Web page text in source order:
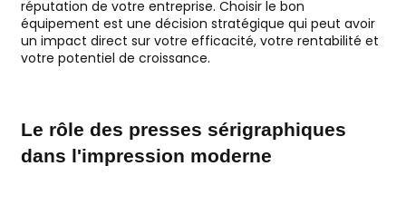
réputation de votre entreprise. Choisir le bon
équipement est une décision stratégique qui peut avoir
un impact direct sur votre efficacité, votre rentabilité et
votre potentiel de croissance.
Le rôle des presses sérigraphiques
dans l'impression moderne